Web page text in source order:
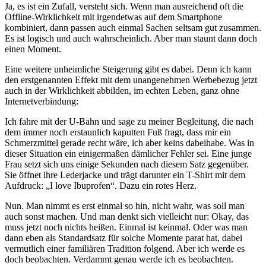
Ja, es ist ein Zufall, versteht sich. Wenn man ausreichend oft die
Offline-Wirklichkeit mit irgendetwas auf dem Smartphone
kombiniert, dann passen auch einmal Sachen seltsam gut zusammen.
Es ist logisch und auch wahrscheinlich. Aber man staunt dann doch
einen Moment.
Eine weitere unheimliche Steigerung gibt es dabei. Denn ich kann
den erstgenannten Effekt mit dem unangenehmen Werbebezug jetzt
auch in der Wirklichkeit abbilden, im echten Leben, ganz ohne
Internetverbindung:
Ich fahre mit der U-Bahn und sage zu meiner Begleitung, die nach
dem immer noch erstaunlich kaputten Fuß fragt, dass mir ein
Schmerzmittel gerade recht wäre, ich aber keins dabeihabe. Was in
dieser Situation ein einigermaßen dämlicher Fehler sei. Eine junge
Frau setzt sich uns einige Sekunden nach diesem Satz gegenüber.
Sie öffnet ihre Lederjacke und trägt darunter ein T-Shirt mit dem
Aufdruck: „I love Ibuprofen“. Dazu ein rotes Herz.
Nun. Man nimmt es erst einmal so hin, nicht wahr, was soll man
auch sonst machen. Und man denkt sich vielleicht nur: Okay, das
muss jetzt noch nichts heißen. Einmal ist keinmal. Oder was man
dann eben als Standardsatz für solche Momente parat hat, dabei
vermutlich einer familiären Tradition folgend. Aber ich werde es
doch beobachten. Verdammt genau werde ich es beobachten.